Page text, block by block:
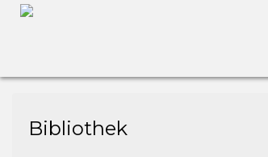
Bibliothek